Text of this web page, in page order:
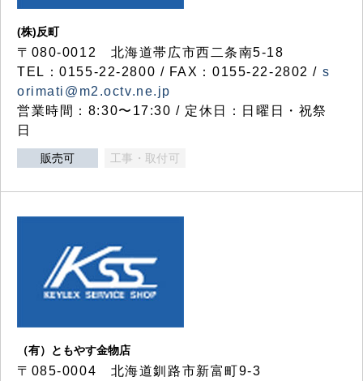
(株)反町
〒080-0012 北海道帯広市西二条南5-18
TEL：0155-22-2800 / FAX：0155-22-2802 / s
orimati@m2.octv.ne.jp
営業時間：8:30〜17:30 / 定休日：日曜日・祝祭
日
販売可 工事・取付可
（有）ともやす金物店
〒085-0004 北海道釧路市新富町9-3